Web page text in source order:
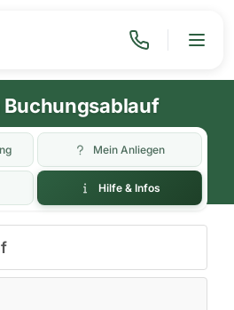
Buchungsablauf
Mein Anliegen
Hilfe & Infos